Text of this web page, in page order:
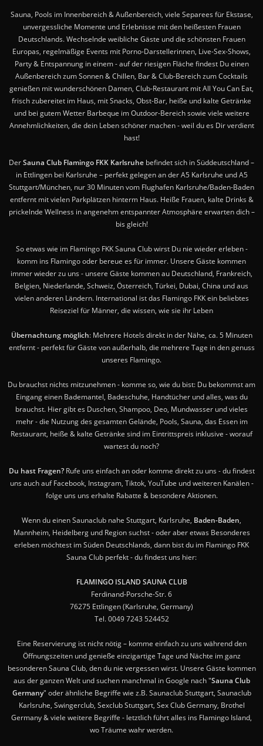
Sauna, Pools im Innenbereich & Außenbereich, viele Separees für Ekstase,
unvergessliche Momente und Erlebnisse mit den heißesten Frauen
Deutschlands. Wechselnde weibliche Gäste und die schönsten Frauen
Europas, regelmäßige Events mit Porno-Darstellerinnen, Live-Sex-Shows,
Party & Entspannung in einem - auf der riesigen Fläche findest Du einen
Außenbereich zum Sonnen & Chillen, Bar & Club-Bereich zum Cocktails
genießen mit wunderschönen Damen, Club-Restaurant mit All You Can Eat,
frisch zubereitet im Haus, mit Snacks, Obst-Bar, heiße und kalte Getränke
und bei gutem Wetter Barbeque im Outdoor-Bereich sowie viele weitere
Annehmlichkeiten, die dein Leben schöner machen - weil du es Dir verdient
hast!
DerSauna Club Flamingo FKK Karlsruhe befindet sich in Süddeutschland –
in Ettlingen bei Karlsruhe – perfekt gelegen an der A5 Karlsruhe und A5
Stuttgart/München, nur 30 Minuten vom Flughafen Karlsruhe/Baden-Baden
entfernt mit vielen Parkplätzen hinterm Haus. Heiße Frauen, kalte Drinks &
prickelnde Wellness in angenehm entspannter Atmosphäre erwarten dich –
bis gleich!
So etwas wie im Flamingo FKK Sauna Club wirst Du nie wieder erleben -
komm ins Flamingo oder bereue es für immer. Unsere Gäste kommen
immer wieder zu uns - unsere Gäste kommen au Deutschland, Frankreich,
Belgien, Niederlande, Schweiz, Österreich, Türkei, Dubai, China und aus
vielen anderen Ländern. International ist das Flamingo FKK ein beliebtes
Reiseziel für Männer, die wissen, wie sie ihr Leben
Übernachtung möglich: Mehrere Hotels direkt in der Nähe, ca. 5 Minuten
entfernt - perfekt für Gäste von außerhalb, die mehrere Tage in den genuss
unseres Flamingo.
Du brauchst nichts mitzunehmen - komme so, wie du bist: Du bekommst am
Eingang einen Bademantel, Badeschuhe, Handtücher und alles, was du
brauchst. Hier gibt es Duschen, Shampoo, Deo, Mundwasser und vieles
mehr - die Nutzung des gesamten Gelände, Pools, Sauna, das Essen im
Restaurant, heiße & kalte Getränke sind im Eintrittspreis inklusive - worauf
wartest du noch?
Du hast Fragen?Rufe uns einfach an oder komme direkt zu uns - du findest
uns auch auf Facebook, Instagram, Tiktok, YouTube und weiteren Kanälen -
folge uns uns erhalte Rabatte & besondere Aktionen.
Wenn du einen Saunaclub nahe Stuttgart, Karlsruhe, Baden-Baden,
Mannheim, Heidelberg und Region suchst - oder aber etwas Besonderes
erleben möchtest im Süden Deutschlands, dann bist du im Flamingo FKK
Sauna Club perfekt - du findest uns hier:
FLAMINGO ISLAND SAUNA CLUB
Ferdinand-Porsche-Str. 6
76275 Ettlingen (Karlsruhe, Germany)
Tel. 0049 7243 524452
Eine Reservierung ist nicht nötig – komme einfach zu uns während den
Öffnungszeiten und genieße einzigartige Tage und Nächte im ganz
besonderen Sauna Club, den du nie vergessen wirst. Unsere Gäste kommen
aus der ganzen Welt und suchen manchmal in Google nach "Sauna Club
Germany" oder ähnliche Begriffe wie z.B. Saunaclub Stuttgart, Saunaclub
Karlsruhe, Swingerclub, Sexclub Stuttgart, Sex Club Germany, Brothel
Germany & viele weitere Begriffe - letztlich führt alles ins Flamingo Island,
wo Träume wahr werden.